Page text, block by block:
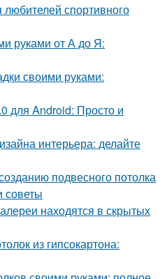
спортивного
руками от А до Я:
своими руками:
для Android: Просто и
интерьера: делайте
подвесного потолка
советы
находятся в скрытых
из гипсокартона: